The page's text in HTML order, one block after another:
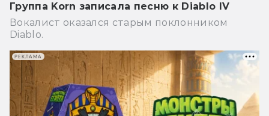
Группа Korn записала песню к Diablo IV
Вокалист оказался старым поклонником
Diablo.
РЕКЛАМА